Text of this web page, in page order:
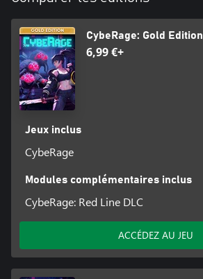
CybeRage: Gold Edition
6,99 €+
Jeux inclus
CybeRage
Modules complémentaires inclus
CybeRage: Red Line DLC
ACCÉDEZ AU JEU